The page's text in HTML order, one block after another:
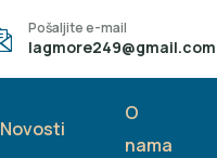
Pošaljite e-mail
lagmore249@gmail.com
Novosti
O
nama